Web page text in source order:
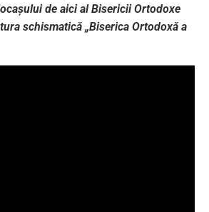
de aici al Bisericii Ortodoxe
schismatică „Biserica Ortodoxă a